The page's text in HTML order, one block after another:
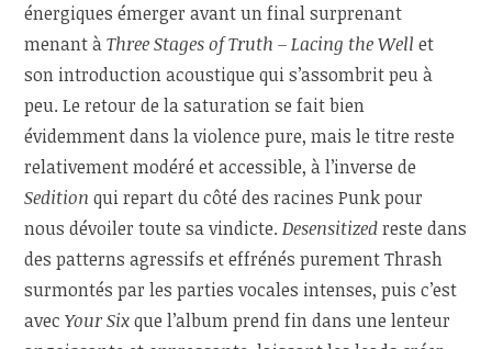
énergiques émerger avant un final surprenant
menant àThree Stages of Truth – Lacing the Well et
son introduction acoustique qui s’assombrit peu à
peu. Le retour de la saturation se fait bien
évidemment dans la violence pure, mais le titre reste
relativement modéré et accessible, à l’inverse de
Sedition qui repart du côté des racines Punk pour
nous dévoiler toute sa vindicte.Desensitizedreste dans
des patterns agressifs et effrénés purement Thrash
surmontés par les parties vocales intenses, puis c’est
avecYour Sixque l’album prend fin dans une lenteur